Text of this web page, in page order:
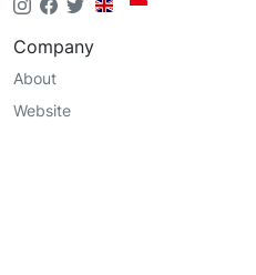
Company
About
Website